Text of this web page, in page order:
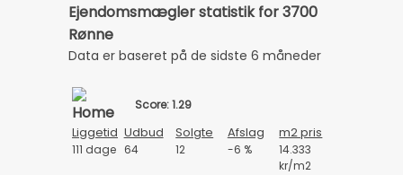
Ejendomsmægler statistik for 3700
Rønne
Data er baseret på de sidste 6 måneder
Score: 1.29
Liggetid Udbud Solgte Afslag m2 pris
111 dage 64 12 -6 %
14.333
kr/m2